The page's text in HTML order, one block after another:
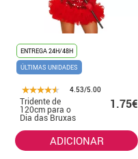
ENTREGA 24H/48H
ÚLTIMAS UNIDADES
4.53/5.00
Tridente de
120cm para o
Dia das Bruxas
1.75€
ADICIONAR